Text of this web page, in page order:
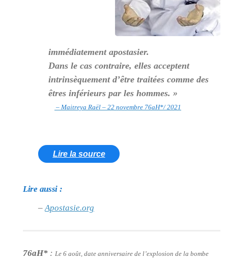
immédiatement apostasier.
Dans le cas contraire, elles acceptent
intrinsèquement d’être traitées comme des
êtres inférieurs par les hommes. »
– Maitreya Raël – 22 novembre 76aH*/ 2021
Lire la source
Lire aussi :
–Apostasie.org
76aH* : Le 6 août, date anniversaire de l’explosion de la bombe